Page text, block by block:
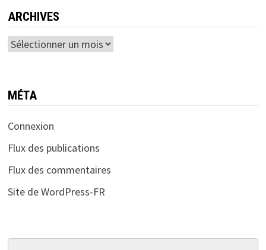
ARCHIVES
Archives
MÉTA
Connexion
Flux des publications
Flux des commentaires
Site de WordPress-FR